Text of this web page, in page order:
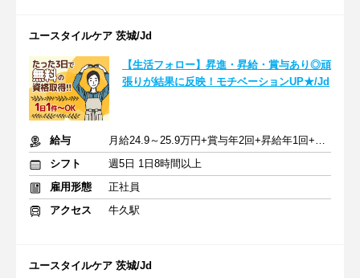
ユースタイルケア 茨城/Jd
【生活フォロー】昇進・昇給・賞与あり◎頑
張りが結果に反映！モチベーションUP★/Jd
給与
月給24.9～25.9万円+賞与年2回+昇給年1回+交通費全額
シフト
週5日 1日8時間以上
雇用形態
正社員
アクセス
牛久駅
ユースタイルケア 茨城/Jd